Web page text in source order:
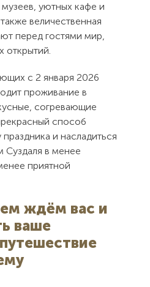
уютных кафе и
величественная
перед гостями мир,
открытий.
с 2 января 2026
проживание в
согревающие
способ
и насладиться
Суздаля в менее
приятной
ждём вас и
ваше